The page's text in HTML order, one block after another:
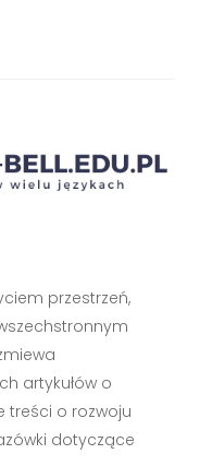
przestrzeń,
artykułów o
treści o rozwoju
dotyczące